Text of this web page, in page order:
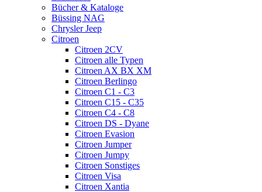
Bücher & Kataloge
Büssing NAG
Chrysler Jeep
Citroen
Citroen 2CV
Citroen alle Typen
Citroen AX BX XM
Citroen Berlingo
Citroen C1 - C3
Citroen C15 - C35
Citroen C4 - C8
Citroen DS - Dyane
Citroen Evasion
Citroen Jumper
Citroen Jumpy
Citroen Sonstiges
Citroen Visa
Citroen Xantia